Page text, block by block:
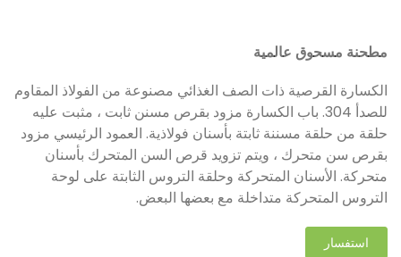
مطحنة مسحوق عالمية
الكسارة القرصية ذات الصف الغذائي مصنوعة من الفولاذ المقاوم
للصدأ 304. باب الكسارة مزود بقرص مسنن ثابت ، مثبت عليه
حلقة من حلقة مسننة ثابتة بأسنان فولاذية. العمود الرئيسي مزود
بقرص سن متحرك ، ويتم تزويد قرص السن المتحرك بأسنان
متحركة. الأسنان المتحركة وحلقة التروس الثابتة على لوحة
التروس المتحركة متداخلة مع بعضها البعض.
استفسار